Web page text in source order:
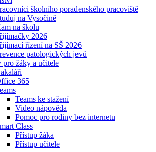
školního poradenského pracoviště
na Vysočině
na školu
2026
řízení na SŠ 2026
patologických jevů
pro žáky a učitele
365
Teams ke stažení
Video nápověda
Pomoc pro rodiny bez internetu
Class
Přístup žáka
Přístup učitele